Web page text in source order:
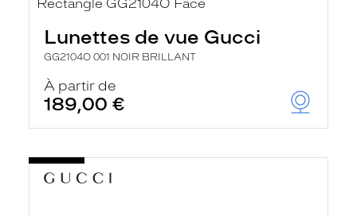
Lunettes de vue Gucci
GG2104O 001 NOIR BRILLANT
À partir de
189,00 €